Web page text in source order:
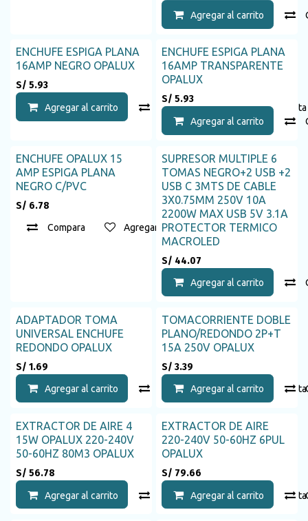
Agregar al carrito
ENCHUFE ESPIGA PLANA
16AMP NEGRO OPALUX
S/ 5.93
Agregar al carrito Compara Agregar a la
ENCHUFE ESPIGA PLANA
16AMP TRANSPARENTE
OPALUX
S/ 5.93
Agregar al carrito
Agotado
ENCHUFE OPALUX 15
AMP ESPIGA PLANA
NEGRO C/PVC
S/ 6.78
Compara Agregar a la lista de deseos
SUPRESOR MULTIPLE 6
TOMAS NEGRO+2 USB +2
USB C 3MTS DE CABLE
3X0.75MM 250V 10A
2200W MAX USB 5V 3.1A
PROTECTOR TERMICO
MACROLED
S/ 44.07
Agregar al carrito
ADAPTADOR TOMA
UNIVERSAL ENCHUFE
REDONDO OPALUX
S/ 1.69
Agregar al carrito Compara Agregar a la
TOMACORRIENTE DOBLE
PLANO/REDONDO 2P+T
15A 250V OPALUX
S/ 3.39
Agregar al carrito
EXTRACTOR DE AIRE 4
15W OPALUX 220-240V
50-60HZ 80M3 OPALUX
S/ 56.78
Agregar al carrito Compara Agregar a la
EXTRACTOR DE AIRE
220-240V 50-60HZ 6PUL
OPALUX
S/ 79.66
Agregar al carrito